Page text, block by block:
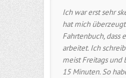
Ich war erst sehr
hat mich
Fahrtenbuch, dass
arbeitet. Ich
meist Freitags und
15 Minuten. So